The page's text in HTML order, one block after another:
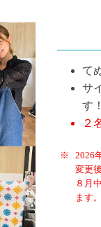
て
サ
す
２
2026
変更
８月
ます。